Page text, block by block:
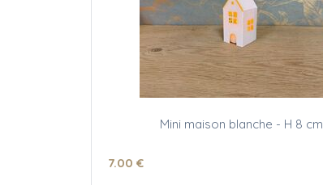
Mini maison blanche - H 8 cm
7.00 €